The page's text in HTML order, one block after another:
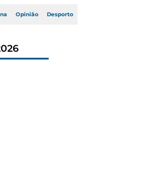
Opinião Desporto